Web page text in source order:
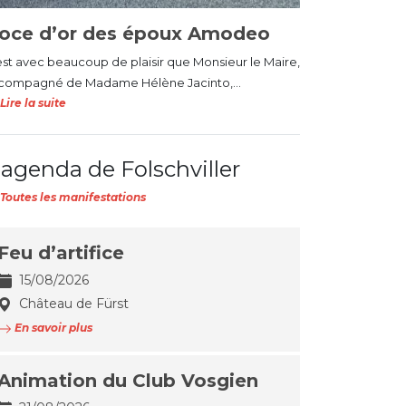
d’or des époux Amodeo
avec beaucoup de plaisir que Monsieur le Maire,
de Madame Hélène Jacinto,...
Lire la suite
de Folschviller
Toutes les manifestations
Feu d’artifice
15/08/2026
Château de Fürst
En savoir plus
du Club Vosgien